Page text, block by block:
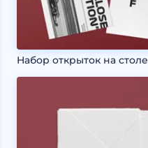
Набор открыток на столе